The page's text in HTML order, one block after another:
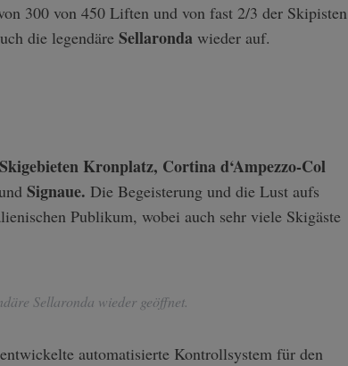
300 von 450 Liften und von fast 2/3 der Skipisten
die legendäre Sellaronda wieder auf.
Skigebieten Kronplatz, Cortina d‘Ampezzo-Col
Signaue. Die Begeisterung und die Lust aufs
Publikum, wobei auch sehr viele Skigäste
Sellaronda wieder geöffnet.
automatisierte Kontrollsystem für den